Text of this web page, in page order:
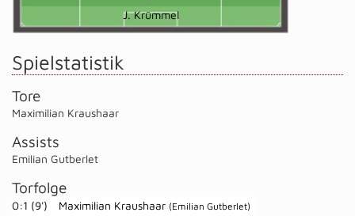
J. Krümmel
Spielstatistik
Tore
Maximilian Kraushaar
Assists
Emilian Gutberlet
Torfolge
0:1 (9') Maximilian Kraushaar (Emilian Gutberlet)